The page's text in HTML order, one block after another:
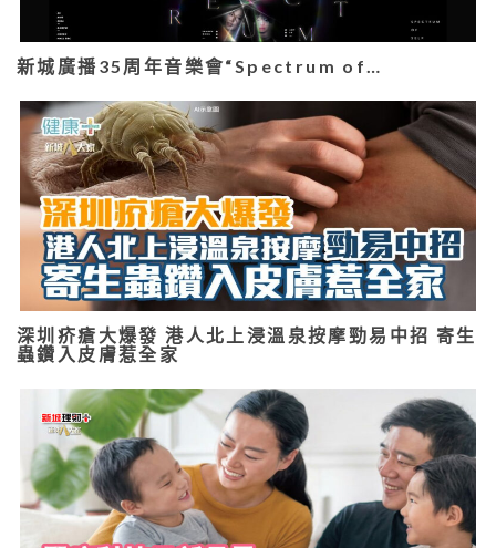
新城廣播35周年音樂會“Spectrum of…
深圳疥瘡大爆發 港人北上浸溫泉按摩勁易中招 寄生
蟲鑽入皮膚惹全家